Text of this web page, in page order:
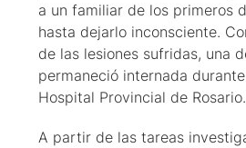
a un familiar de los primeros
hasta dejarlo inconsciente.
de las lesiones sufridas, una
permaneció internada
Hospital Provincial de Rosario.
A partir de las tareas